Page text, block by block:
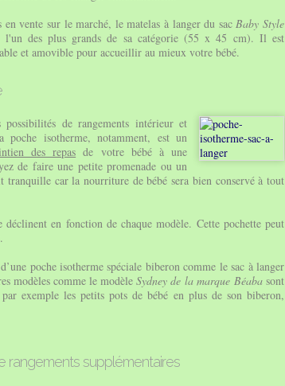
en vente sur le marché, le matelas à langer du sacBaby Style
l'un des plus grands de sa catégorie (55 x 45 cm). Il est
et amovible pour accueillir au mieux votre bébé.
de rangements intérieur et
poche isotherme, notamment, est un
des repas de votre bébé à une
de faire une petite promenade ou un
car la nourriture de bébé sera bien conservé à tout
déclinent en fonction de chaque modèle. Cette pochette peut
poche isotherme spéciale biberon comme le sac à langer
modèles comme le modèleSydney de la marque Béabasont
exemple les petits pots de bébé en plus de son biberon,
rangements supplémentaires